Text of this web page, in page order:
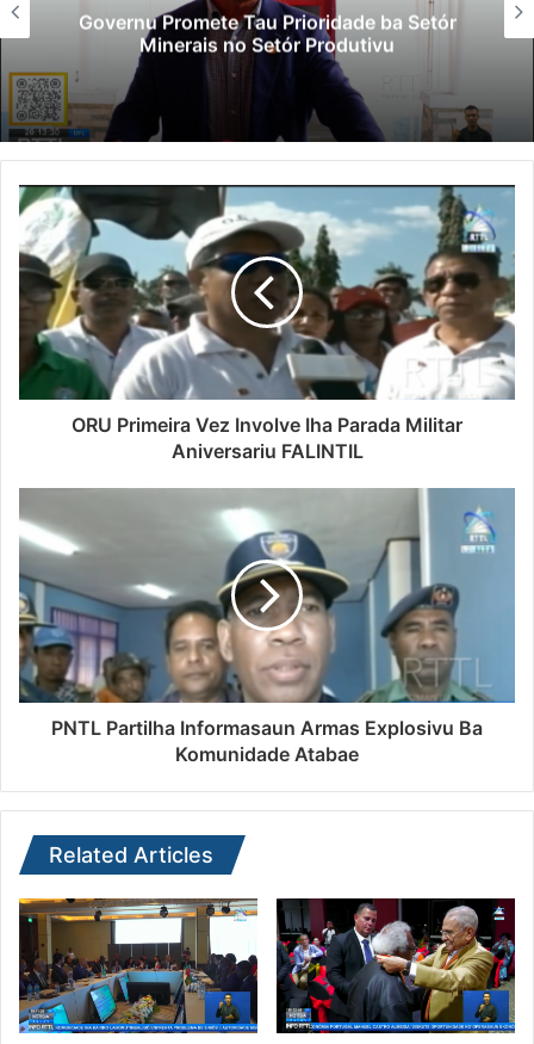
Governu Promete Tau Prioridade ba Setór
Minerais no Setór Produtivu
ORU Primeira Vez Involve Iha Parada Militar
Aniversariu FALINTIL
PNTL Partilha Informasaun Armas Explosivu Ba
Komunidade Atabae
Related Articles